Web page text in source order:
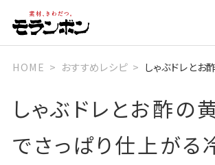
HOME おすすめレシピ しゃぶドレと
しゃぶドレとお酢の
でさっぱり仕上がる